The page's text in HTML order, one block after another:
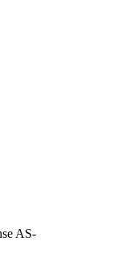
AS-